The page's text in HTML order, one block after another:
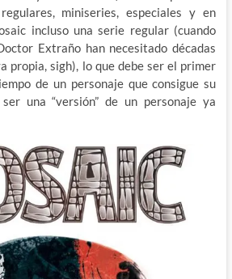
miniseries, especiales y en
incluso una serie regular (cuando
Extraño han necesitado décadas
propia, sigh), lo que debe ser el primer
de un personaje que consigue su
una “versión” de un personaje ya